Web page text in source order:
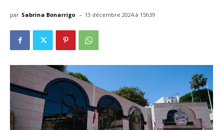
par Sabrina Bonarrigo - 13 décembre 2024 à 15h39